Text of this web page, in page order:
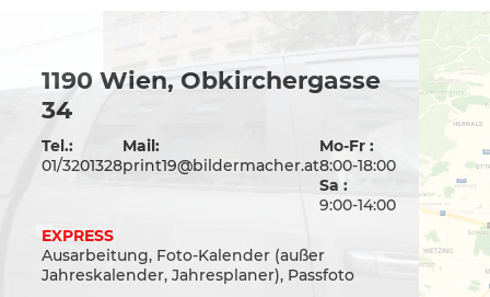
1190 Wien, Obkirchergasse
34
Tel.:
01/3201328
Mail:
print19@bildermacher.at
Mo-Fr :
8:00-18:00
Sa :
9:00-14:00
EXPRESS
Ausarbeitung, Foto-Kalender (außer
Jahreskalender, Jahresplaner), Passfoto